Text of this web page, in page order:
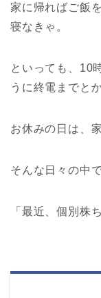
家に帰ればご飯
寝なきゃ。
といっても、10
うに終電までと
お休みの日は、
そんな日々の中
「最近、個別株